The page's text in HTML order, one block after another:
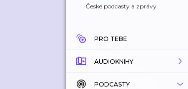
České podcasty a zprávy
PRO TEBE
AUDIOKNIHY
KATALOG
PODCASTY